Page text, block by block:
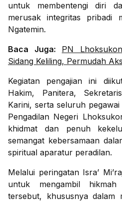
untuk membentengi diri
merusak integritas pribadi
Ngatemin.
Baca Juga:
PN
Sidang Keliling, Permudah
Kegiatan pengajian ini
Hakim, Panitera,
Karini, serta seluruh
Pengadilan Negeri
khidmat dan penuh
semangat kebersamaan
spiritual aparatur peradilan.
Melalui peringatan Isra’
untuk mengambil
tersebut, khususnya dalam